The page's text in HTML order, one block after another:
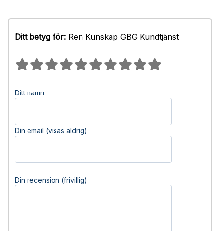
Ditt betyg för: Ren Kunskap GBG Kundtjänst
Ditt namn
Din email (visas aldrig)
Din recension (frivillig)